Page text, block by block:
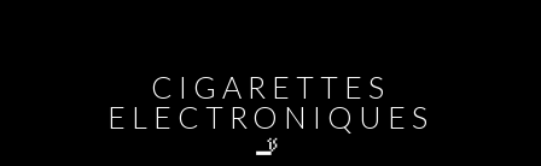
CIGARETTES
ELECTRONIQUES
🚬